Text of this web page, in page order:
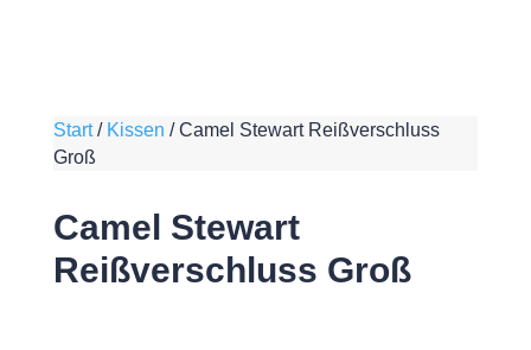
Start/ Kissen /Camel Stewart Reißverschluss
Groß
Camel Stewart
Reißverschluss Groß